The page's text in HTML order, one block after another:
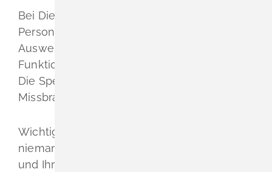
Bei Diebstahl oder Verlust Ihres
Personalausweises müssen Sie die Online-
Ausweisfunktion beziehungsweise
Funktion
Die Sperrung stellt sicher, dass jeder
Missbrauchsversuch sofort erkannt wird.
Wichtig ist: Ohne Ihre persönliche PIN kann
niemand Ihre Daten aus dem Chip auslesen
und Ihren Online-Ausweis nicht nutzen.